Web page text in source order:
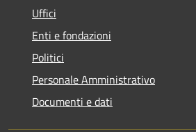
Uffici
Enti e fondazioni
Politici
Personale Amministrativo
Documenti e dati